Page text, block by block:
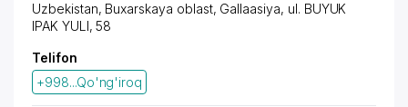
Uzbekistan, Buxarskaya oblast, Gallaasiya, ul. BUYUK
IPAK YULI, 58
Telifon
+998...Qo'ng'iroq